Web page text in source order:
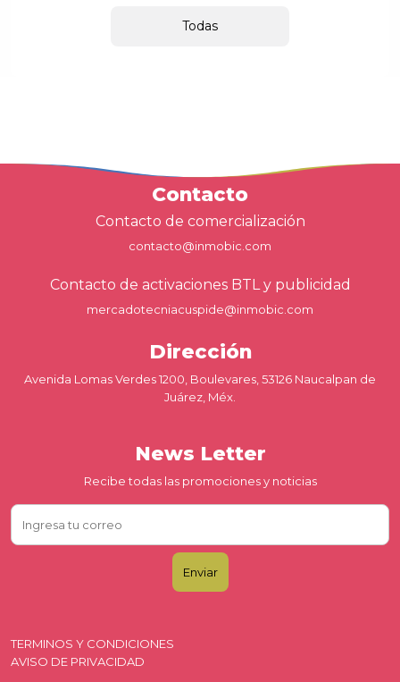
Todas
Contacto
Contacto de comercialización
contacto@inmobic.com
Contacto de activaciones BTL y publicidad
mercadotecniacuspide@inmobic.com
Dirección
Avenida Lomas Verdes 1200, Boulevares, 53126 Naucalpan de
Juárez, Méx.
News Letter
Recibe todas las promociones y noticias
TERMINOS Y CONDICIONES
AVISO DE PRIVACIDAD